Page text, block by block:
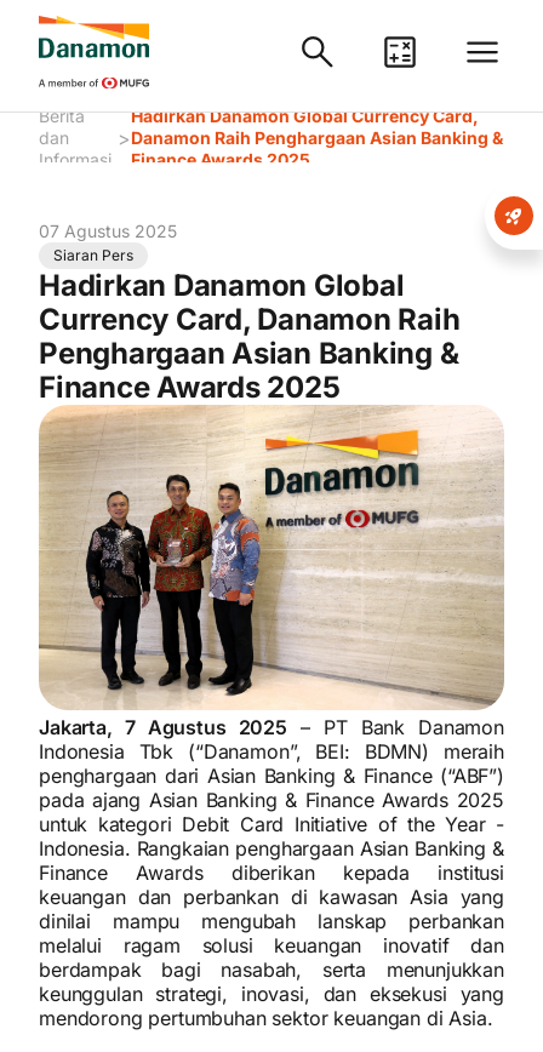
Berita
dan
Informasi
>
Hadirkan Danamon Global Currency Card,
Danamon Raih Penghargaan Asian Banking &
Finance Awards 2025
07 Agustus 2025
Siaran Pers
Hadirkan Danamon Global
Currency Card, Danamon Raih
Penghargaan Asian Banking &
Finance Awards 2025
Jakarta, 7 Agustus 2025 – PT Bank Danamon
Indonesia Tbk (“Danamon”, BEI: BDMN) meraih
penghargaan dari Asian Banking & Finance (“ABF”)
pada ajang Asian Banking & Finance Awards 2025
untuk kategori Debit Card Initiative of the Year -
Indonesia. Rangkaian penghargaan Asian Banking &
Finance Awards diberikan kepada institusi
keuangan dan perbankan di kawasan Asia yang
dinilai mampu mengubah lanskap perbankan
melalui ragam solusi keuangan inovatif dan
berdampak bagi nasabah, serta menunjukkan
keunggulan strategi, inovasi, dan eksekusi yang
mendorong pertumbuhan sektor keuangan di Asia.